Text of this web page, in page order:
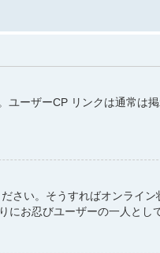
ーザーCP リンクは通常は
さい。そうすればオンライン
お忍びユーザーの一人とし